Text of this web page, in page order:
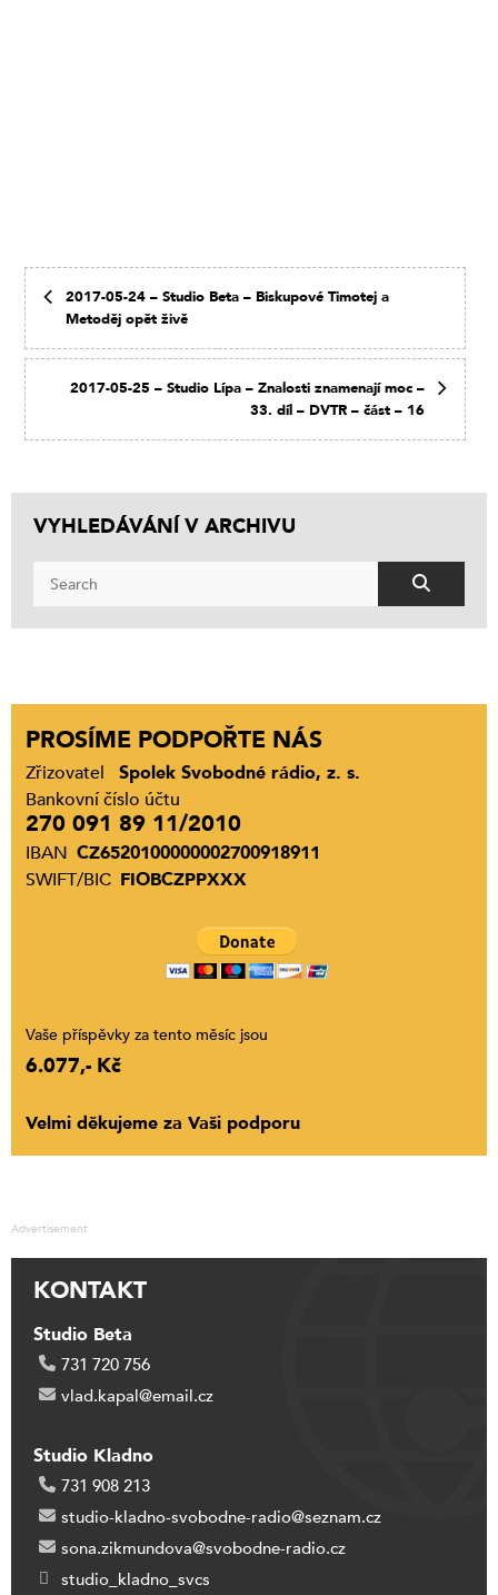
2017-05-24 – Studio Beta – Biskupové Timotej a
Metoděj opět živě
2017-05-25 – Studio Lípa – Znalosti znamenají moc –
33. díl – DVTR – část – 16
VYHLEDÁVÁNÍ V ARCHIVU
PROSÍME PODPOŘTE NÁS
Zřizovatel
Spolek Svobodné rádio, z. s.
Bankovní číslo účtu
270 091 89 11/2010
IBAN CZ6520100000002700918911
SWIFT/BIC FIOBCZPPXXX
Vaše příspěvky za tento měsíc jsou
6.077,- Kč
Velmi děkujeme za Vaši podporu
Advertisement
KONTAKT
Studio Beta
731 720 756
vlad.kapal@email.cz
Studio Kladno
731 908 213
studio-kladno-svobodne-radio@seznam.cz
sona.zikmundova@svobodne-radio.cz
studio_kladno_svcs